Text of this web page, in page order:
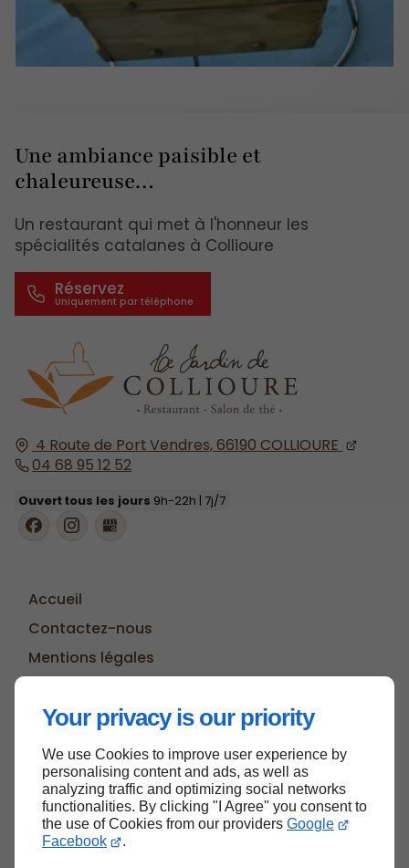
Your privacy is our priority
We use Cookies to improve user experience by
personalising content and ads, as well as
analyzing traffic and optimizing social networks
functionalities. By clicking "I Agree" you consent to
the use of Cookies from our providers Google
Facebook
.
4 Route de Port Vendres, 66190 COLLIOURE
04 68 95 12 52
Ouvert tous les jours 9h-22h | 7j/7
Accueil
Contactez-nous
Mentions légales
Une ambiance paisible et
chaleureuse…
Un restaurant qui met à l'honneur les
spécialités catalanes à Collioure
Réservez
Haut de page